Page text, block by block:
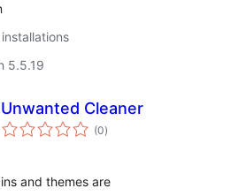
5.5.19
Unwanted Cleaner
(0total
ratings
)
and themes are